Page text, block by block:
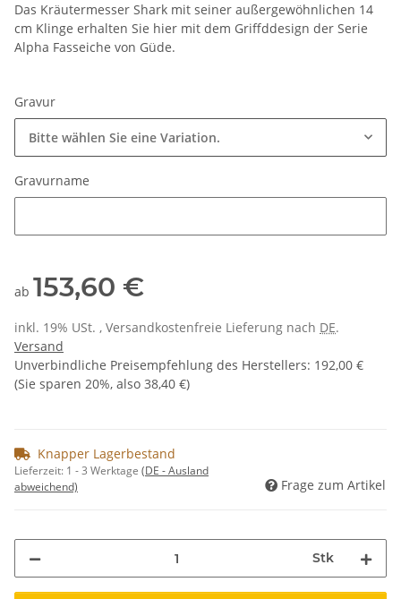
Das Kräutermesser Shark mit seiner außergewöhnlichen 14
cm Klinge erhalten Sie hier mit dem Griffddesign der Serie
Alpha Fasseiche von Güde.
Gravur
Bitte wählen Sie eine Variation.
Gravurname
ab 153,60 €
inkl. 19% USt. , Versandkostenfreie Lieferung nach DE.
Versand
Unverbindliche Preisempfehlung des Herstellers: 192,00 €
(Sie sparen 20%, also 38,40 €)
Knapper Lagerbestand
Lieferzeit: 1 - 3 Werktage (DE - Ausland
abweichend)
Frage zum Artikel
Stk